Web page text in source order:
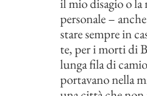
il mio disagio o la
personale –
stare sempre in
te, per i morti di
lunga fila di
portavano nella